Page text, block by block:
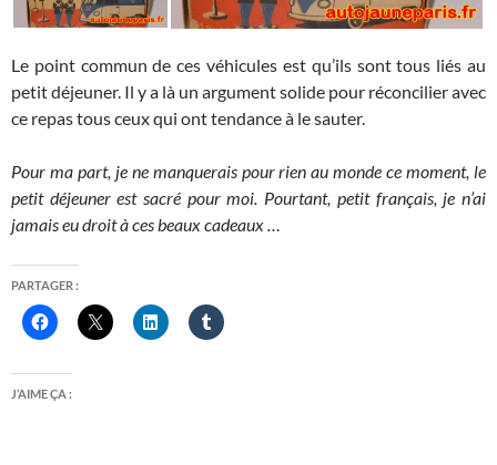
Le point commun de ces véhicules est qu’ils sont tous liés au
petit déjeuner. Il y a là un argument solide pour réconcilier avec
ce repas tous ceux qui ont tendance à le sauter.
Pour ma part, je ne manquerais pour rien au monde ce moment, le
petit déjeuner est sacré pour moi. Pourtant, petit français, je n’ai
jamais eu droit à ces beaux cadeaux …
PARTAGER :
J’AIME ÇA :